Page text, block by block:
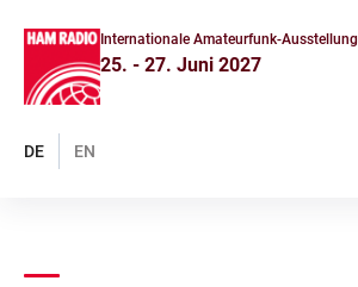
Internationale Amateurfunk-Ausstellung
25. - 27. Juni 2027
DE EN